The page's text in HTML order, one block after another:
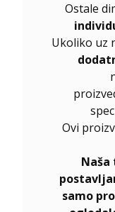
Ostale
Ukoliko uz
Ovi
samo